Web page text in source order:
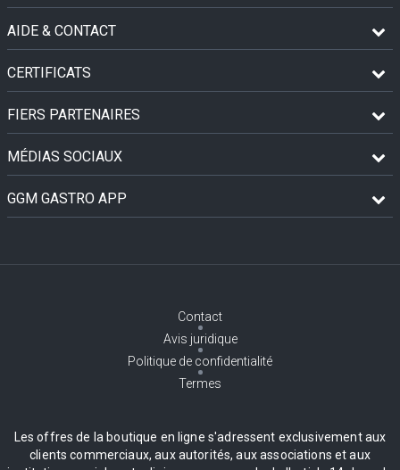
AIDE & CONTACT
CERTIFICATS
FIERS PARTENAIRES
MÉDIAS SOCIAUX
GGM GASTRO APP
Contact
Avis juridique
Politique de confidentialité
Termes
Les offres de la boutique en ligne s'adressent exclusivement aux
clients commerciaux, aux autorités, aux associations et aux